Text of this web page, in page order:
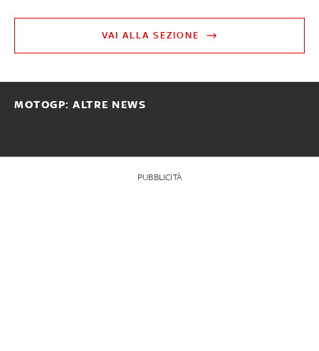
VAI ALLA SEZIONE
MOTOGP: ALTRE NEWS
PUBBLICITÀ